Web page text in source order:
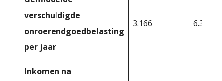
verschuldigde
onroerendgoedbelasting
per jaar
3.166 6.300
Inkomen na